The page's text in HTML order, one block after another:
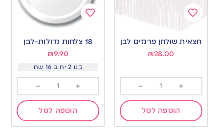
to
wishlist
חצאית שולחן פרנזים לבן
₪28.00
+
-
הוספה לסל
wishlist
18 צלחות גדולות-לבן
₪9.90
קנו 2 יח ב 16 שח
+
-
הוספה לסל